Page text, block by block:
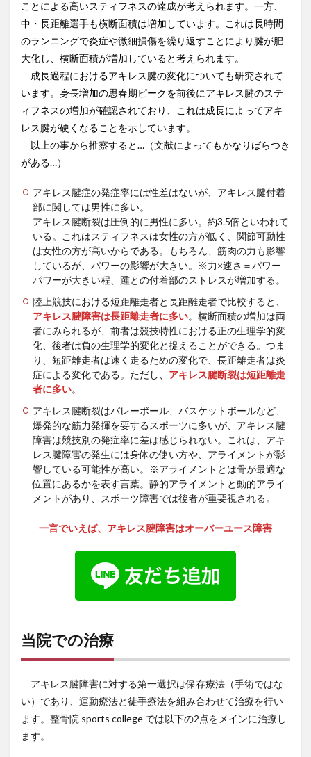
ことによる高いスティフネスの達成が考えられます。一方、
中・長距離選手も横断面積は増加しています。これは長時間
のランニングで炎症や微細損傷を繰り返すことにより腱が肥
大化し、横断面積が増加していると考えられます。
成長過程におけるアキレス腱の変化についても研究されて
います。身長増加の思春期ピークを前後にアキレス腱のステ
ィフネスの増加が確認されており、これは成長によってアキ
レス腱が硬くなることを示しています。
以上の事から推察すると…（文献によってもかなりばらつき
がある…）
アキレス腱症の発症率には性差はないが、アキレス腱付着
部に関しては男性に多い。
アキレス腱断裂は圧倒的に男性に多い。約3.5倍といわれて
いる。これはスティフネスは女性の方が低く、関節可動性
は女性の方が高いからである。もちろん、筋肉の力も影響
しているが、パワーの影響が大きい。※力×速さ＝パワー
パワーが大きい程、踵との付着部のストレスが増加する。
陸上競技における短距離走者と長距離走者で比較すると、
アキレス腱障害は長距離走者に多い。横断面積の増加は両
者にみられるが、前者は競技特性における正の生理学的変
化、後者は負の生理学的変化と捉えることができる。つま
り、短距離走者は速く走るための変化で、長距離走者は炎
症による変化である。ただし、 アキレス腱断裂は短距離走
者に多い。
アキレス腱断裂はバレーボール、バスケットボールなど、
爆発的な筋力発揮を要するスポーツに多いが、アキレス腱
障害は競技別の発症率に差は感じられない。これは、アキ
レス腱障害の発生には身体の使い方や、アライメントが影
響している可能性が高い。※アライメントとは骨が最適な
位置にあるかを表す言葉。静的アライメントと動的アライ
メントがあり、スポーツ障害では後者が重要視される。
一言でいえば、アキレス腱障害はオーバーユース障害
当院での治療
アキレス腱障害に対する第一選択は保存療法（手術ではな
い）であり、運動療法と徒手療法を組み合わせて治療を行い
ます。整骨院 sports college では以下の2点をメインに治療し
ます。